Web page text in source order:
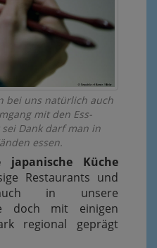
bei uns natürlich auch
mit den Ess-
Dank darf man in
essen.
Küche
Restaurants und
in unsere
doch mit einigen
regional geprägt